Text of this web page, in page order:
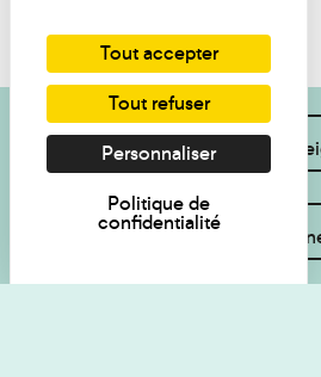
Je souhaite des
Inscrivez-vous à la
Tout accepter
Tout refuser
Personnaliser
Politique de
confidentialité